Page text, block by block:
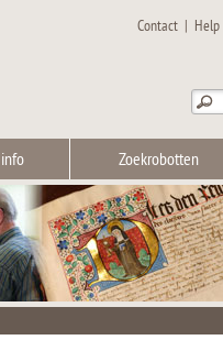
Contact | Help
Zoekrobotten